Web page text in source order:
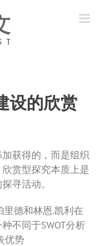
设的欣赏
获得的，而是组织
赏型探究本质上是
寻活动。
里德和林恩.凯利在
不同于SWOT分析
优势